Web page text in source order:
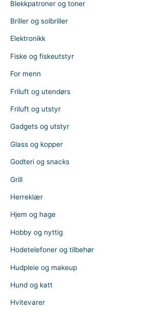
Blekkpatroner og toner
Briller og solbriller
Elektronikk
Fiske og fiskeutstyr
For menn
Friluft og utendørs
Friluft og utstyr
Gadgets og utstyr
Glass og kopper
Godteri og snacks
Grill
Herreklær
Hjem og hage
Hobby og nyttig
Hodetelefoner og tilbehør
Hudpleie og makeup
Hund og katt
Hvitevarer